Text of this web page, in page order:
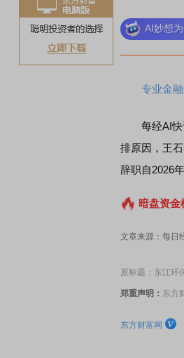
AI妙想
专业金
每经AI快
排原因，王
辞职自2026
暗盘资金
文章来源：每日
原标题：东江环
郑重声明： 东方
东方财富网